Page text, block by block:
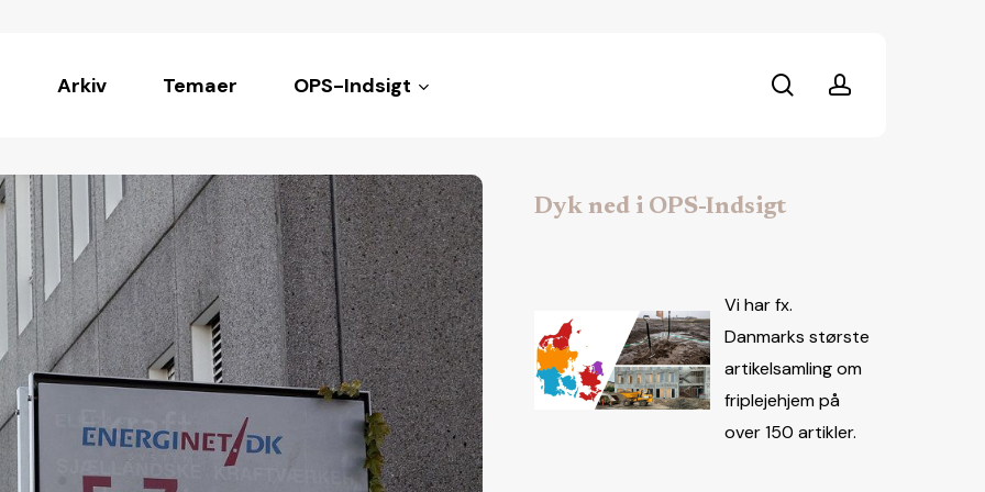
Arkiv Temaer OPS-Indsigt searchaccount
Dyk ned i OPS-Indsigt
Vi har fx.
Danmarks største
artikelsamling om
friplejehjem på
over 150 artikler.